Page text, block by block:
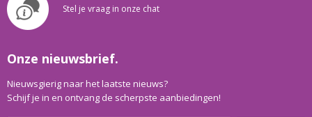
Stel je vraag in onze chat
Onze nieuwsbrief.
Nieuwsgierig naar het laatste nieuws?
Schijf je in en ontvang de scherpste aanbiedingen!